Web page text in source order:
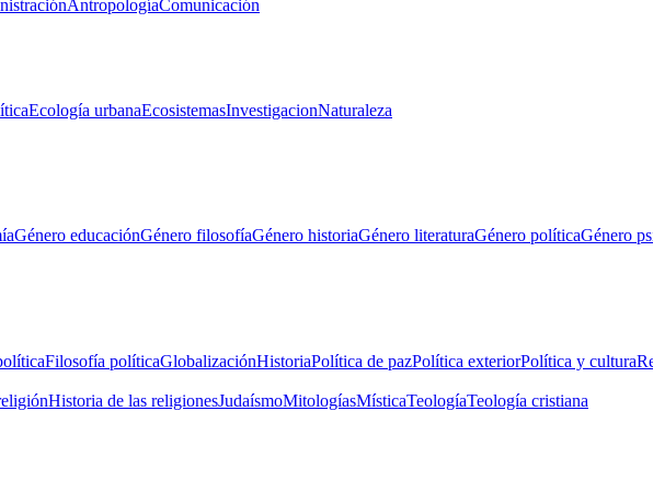
AntropologíaComunicación
Ecología urbanaEcosistemasInvestigacionNaturaleza
Género educaciónGénero filosofíaGénero historiaGénero literaturaGénero políticaGénero
Filosofía políticaGlobalizaciónHistoriaPolítica de pazPolítica exteriorPolítica y cultura
Historia de las religionesJudaísmoMitologíasMísticaTeologíaTeología cristiana